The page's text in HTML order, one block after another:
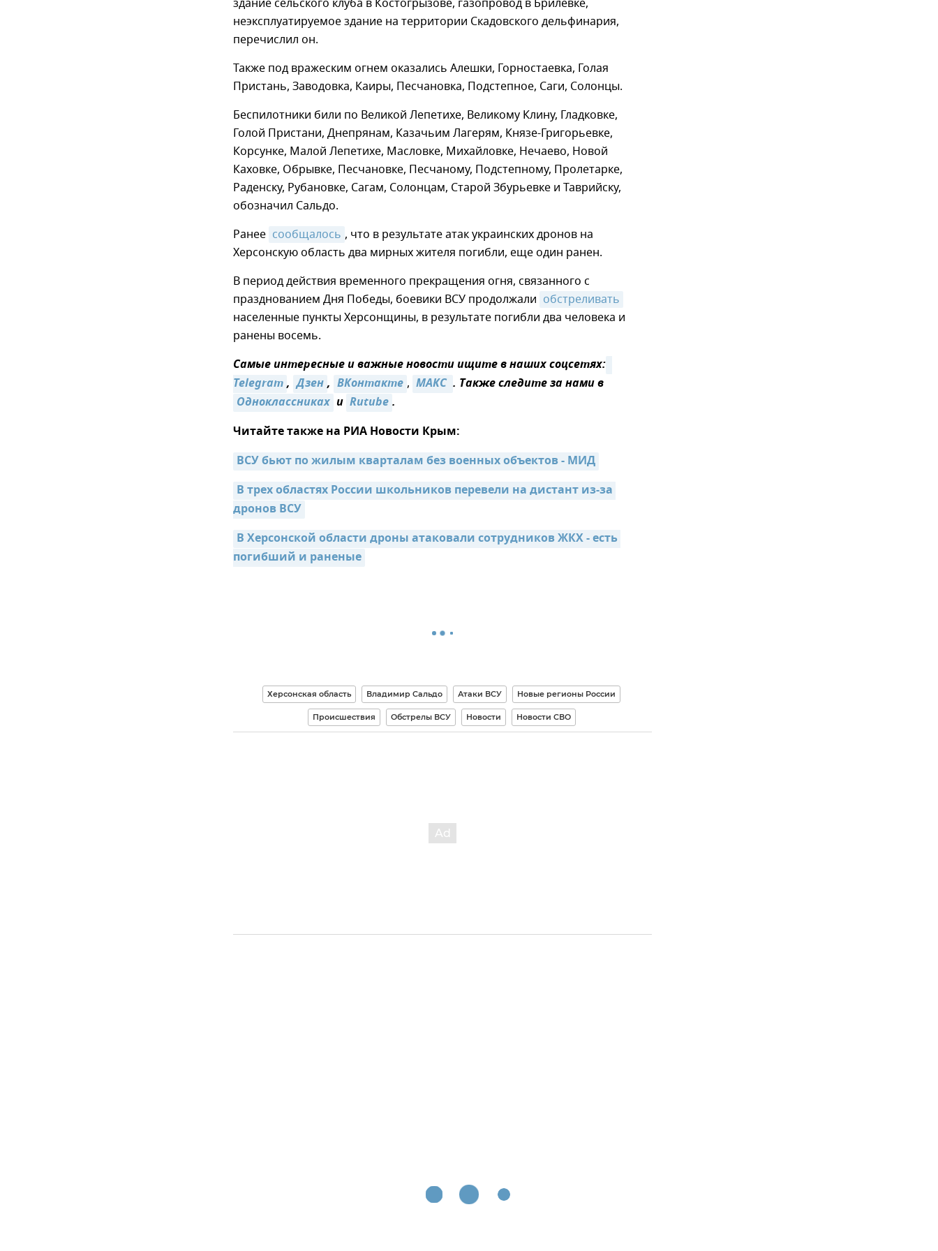
здание сельского клуба в Костогрызове, газопровод в Брилевке,
неэксплуатируемое здание на территории Скадовского дельфинария,
перечислил он.
Также под вражеским огнем оказались Алешки, Горностаевка, Голая
Пристань, Заводовка, Каиры, Песчановка, Подстепное, Саги, Солонцы.
Беспилотники били по Великой Лепетихе, Великому Клину, Гладковке,
Голой Пристани, Днепрянам, Казачьим Лагерям, Князе-Григорьевке,
Корсунке, Малой Лепетихе, Масловке, Михайловке, Нечаево, Новой
Каховке, Обрывке, Песчановке, Песчаному, Подстепному, Пролетарке,
Раденску, Рубановке, Сагам, Солонцам, Старой Збурьевке и Таврийску,
обозначил Сальдо.
Ранее сообщалось , что в результате атак украинских дронов на
Херсонскую область два мирных жителя погибли, еще один ранен.
В период действия временного прекращения огня, связанного с
празднованием Дня Победы, боевики ВСУ продолжали обстреливать
населенные пункты Херсонщины, в результате погибли два человека и
ранены восемь.
Самые интересные и важные новости ищите в наших соцсетях:
Telegram, Дзен, ВКонтакте , MАКС . Также следите за нами в
Одноклассниках и Rutube.
Читайте также на РИА Новости Крым:
ВСУ бьют по жилым кварталам без военных объектов - МИД
В трех областях России школьников перевели на дистант из-за
дронов ВСУ
В Херсонской области дроны атаковали сотрудников ЖКХ - есть
погибший и раненые
Херсонская область Владимир Сальдо Атаки ВСУ Новые регионы России
Происшествия Обстрелы ВСУ Новости Новости СВО